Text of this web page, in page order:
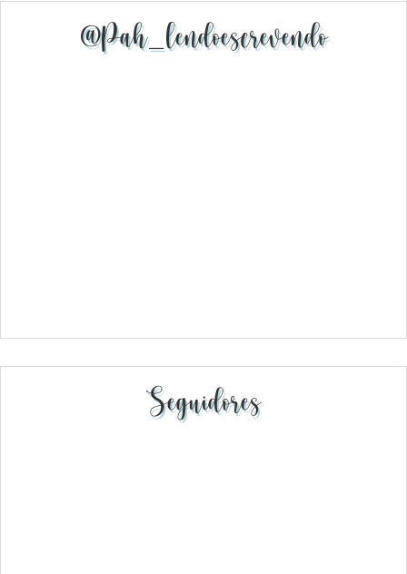
@pah_lendoescrevendo
Seguidores